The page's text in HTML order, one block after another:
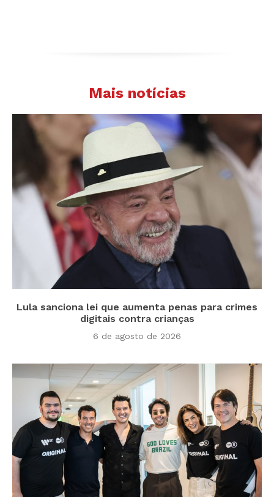
Mais notícias
Lula sanciona lei que aumenta penas para crimes
digitais contra crianças
6 de agosto de 2026